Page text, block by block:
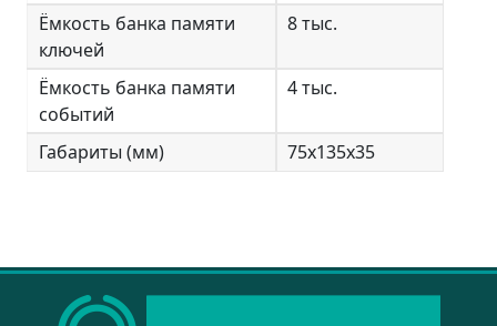
Ёмкость банка памяти
ключей
8 тыс.
Ёмкость банка памяти
событий
4 тыс.
Габариты (мм) 75х135х35